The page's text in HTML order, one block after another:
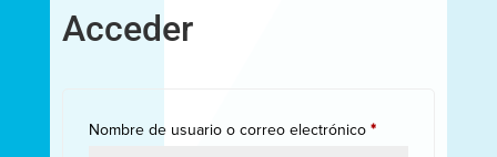
Acceder
Nombre de usuario o correo electrónico *Obligatorio